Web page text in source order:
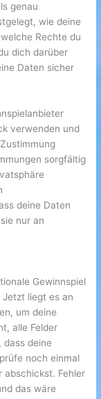
genau
wie deine
Rechte du
dich darüber
Daten sicher
verwenden und
sorgfältig
deine Daten
nur an
Gewinnspiel
liegt es an
um deine
alle Felder
dass deine
noch einmal
abschickst. Fehler
das wäre